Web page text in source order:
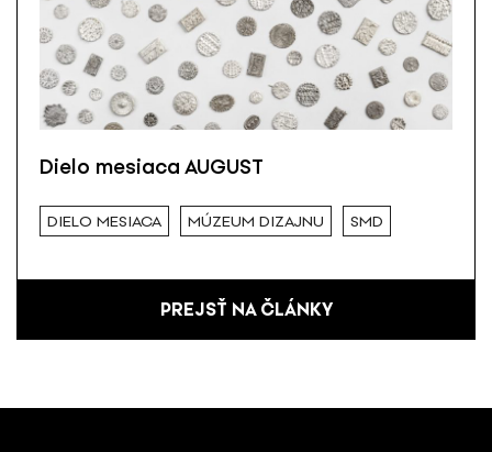
Dielo mesiaca AUGUST
DIELO MESIACA MÚZEUM DIZAJNU SMD
PREJSŤ NA ČLÁNKY